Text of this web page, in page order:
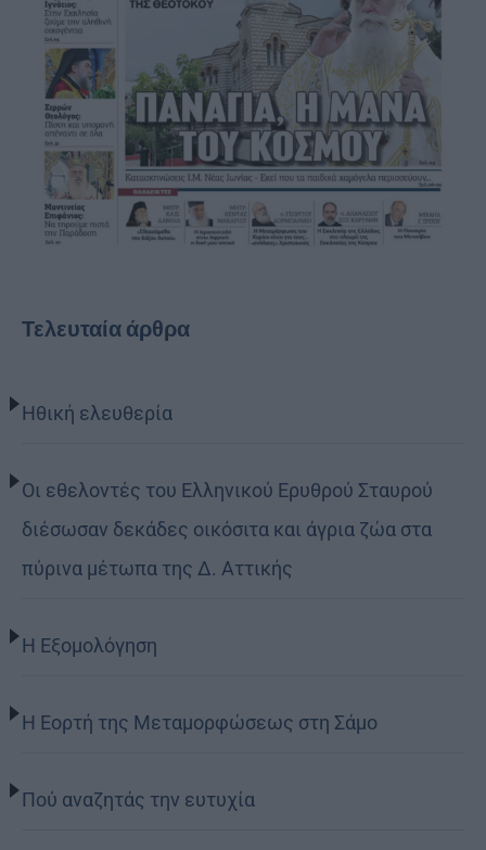
Τελευταία άρθρα
Ηθική ελευθερία
Οι εθελοντές του Ελληνικού Ερυθρού Σταυρού
διέσωσαν δεκάδες οικόσιτα και άγρια ζώα στα
πύρινα μέτωπα της Δ. Αττικής
Η Εξομολόγηση
Η Εορτή της Μεταμορφώσεως στη Σάμο
Πού αναζητάς την ευτυχία